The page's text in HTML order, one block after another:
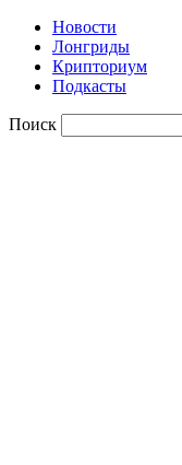
Новости
Лонгриды
Крипториум
Подкасты
Поиск